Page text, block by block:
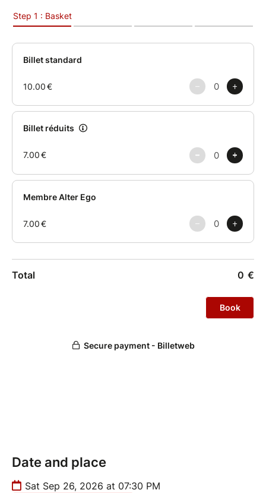
y resteront. Ils savent seulement qu’ils sont « entre »
Schmitt tisse une fable lumineuse où la vie et la mort
cessent d’être des contraires pour devenir des
miroirs. Les personnages, tour à tour drôles, fragiles,
orgueilleux ou bouleversants, se dévoilent comme on
Le destin n’est plus une fatalité, mais une question
posée à chacun : qu’avons-nous fait de notre
existence, et que pourrions-nous encore en faire ?
Date and place
Sat Sep 26, 2026 at 07:30 PM